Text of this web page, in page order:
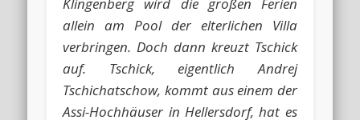
Klingenberg wird die großen Ferien
allein am Pool der elterlichen Villa
verbringen. Doch dann kreuzt Tschick
auf. Tschick, eigentlich Andrej
Tschichatschow, kommt aus einem der
Assi-Hochhäuser in Hellersdorf, hat es